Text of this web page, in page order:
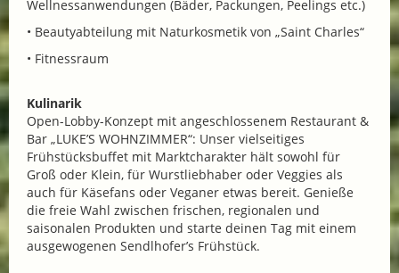
Wellnessanwendungen (Bäder, Packungen, Peelings etc.)
• Beautyabteilung mit Naturkosmetik von „Saint Charles“
• Fitnessraum
Kulinarik
Open-Lobby-Konzept mit angeschlossenem Restaurant &
Bar „LUKE’S WOHNZIMMER“: Unser vielseitiges
Frühstücksbuffet mit Marktcharakter hält sowohl für
Groß oder Klein, für Wurstliebhaber oder Veggies als
auch für Käsefans oder Veganer etwas bereit. Genieße
die freie Wahl zwischen frischen, regionalen und
saisonalen Produkten und starte deinen Tag mit einem
ausgewogenen Sendlhofer’s Frühstück.